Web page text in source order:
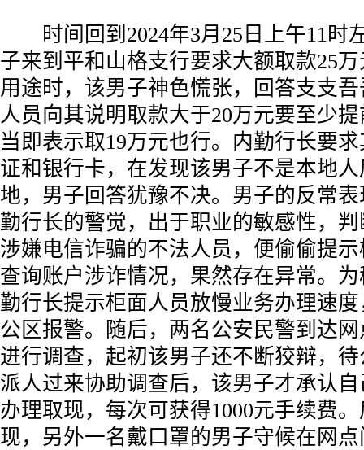
时间回到2024年3月25日上午11时
子来到平和山格支行要求大额取款25
用途时，该男子神色慌张，回答支支
人员向其说明取款大于20万元要至少
当即表示取19万元也行。内勤行长要
证和银行卡，在发现该男子不是本地
地，男子回答犹豫不决。男子的反常
勤行长的警觉，出于职业的敏感性，
涉嫌电信诈骗的不法人员，便偷偷提
查询账户涉诈情况，果然存在异常。
勤行长提示柜面人员放慢业务办理速
公区报警。随后，两名公安民警到达
进行调查，起初该男子还不断狡辩，
派人过来协助调查后，该男子才承认
办理取现，每次可获得1000元手续费
现，另外一名戴口罩的男子守候在网